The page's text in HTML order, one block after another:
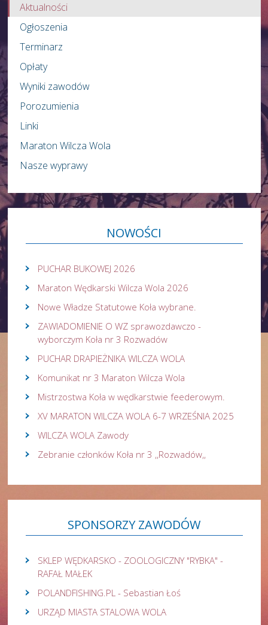
Aktualności
Ogłoszenia
Terminarz
Opłaty
Wyniki zawodów
Porozumienia
Linki
Maraton Wilcza Wola
Nasze wyprawy
NOWOŚCI
PUCHAR BUKOWEJ 2026
Maraton Wędkarski Wilcza Wola 2026
Nowe Władze Statutowe Koła wybrane.
ZAWIADOMIENIE O WZ sprawozdawczo -
wyborczym Koła nr 3 Rozwadów
PUCHAR DRAPIEŻNIKA WILCZA WOLA
Komunikat nr 3 Maraton Wilcza Wola
Mistrzostwa Koła w wędkarstwie feederowym.
XV MARATON WILCZA WOLA 6-7 WRZEŚNIA 2025
WILCZA WOLA Zawody
Zebranie członków Koła nr 3 ,,Rozwadów,,
SPONSORZYZAWODÓW
SKLEP WĘDKARSKO - ZOOLOGICZNY "RYBKA" -
RAFAŁ MAŁEK
POLANDFISHING.PL - Sebastian Łoś
URZĄD MIASTA STALOWA WOLA